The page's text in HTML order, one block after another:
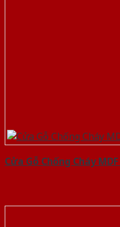
Cửa Gỗ Chống Cháy